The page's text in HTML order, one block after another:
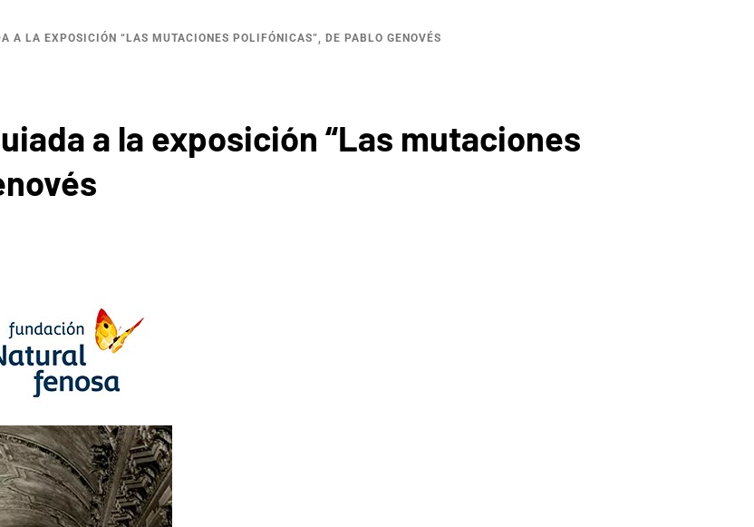
A LA EXPOSICIÓN “LAS MUTACIONES POLIFÓNICAS”, DE PABLO GENOVÉS
a la exposición “Las mutaciones